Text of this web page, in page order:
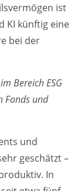
ist
KI künftig eine
bei der
Bereich ESG
Fonds und
und
geschätzt –
In